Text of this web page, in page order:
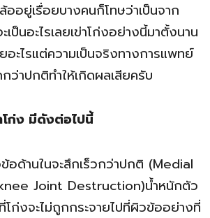
อยู่เรื่อยบางคนก็โทษว่าเป็นจาก
ป็นอะไรเลยเข่าโก่งอย่างนี้มาตั้งนาน
อะไรแต่ความเป็นจริงทางการแพทย์
ว่าปกติทำให้เกิดผลเสียครับ
ก่ง มีดังต่อไปนี้
อด้านในจะสึกเร็วกว่าปกติ (Medial
Joint Destruction)น้ำหนักตัว
โก่งจะไม่ถูกกระจายไปที่ผิวข้ออย่างที่